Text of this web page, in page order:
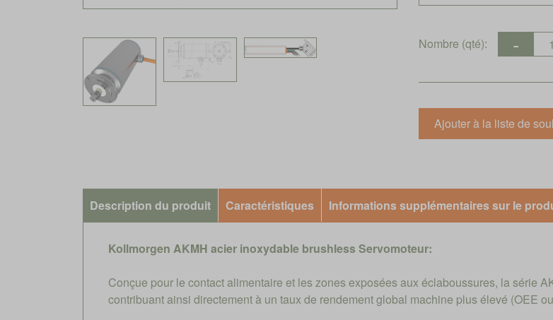
Nombre (qté):
Description du produit Caractéristiques Informations supplémentaires sur le
Kollmorgen AKMH acier inoxydable brushless Servomoteur:
Conçue pour le contact alimentaire et les zones exposées aux éclaboussures, la série
contribuant ainsi directement à un taux de rendement global machine plus élevé (OEE